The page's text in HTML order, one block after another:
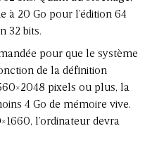
à 20 Go pour l’édition 64
32 bits.
pour que le système
de la définition
pixels ou plus, la
4 Go de mémoire vive.
l’ordinateur devra